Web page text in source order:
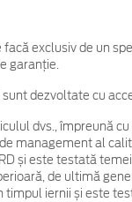
exclusiv de un
garanţie.
dezvoltate cu
dvs., împreună
management al
și este testată
de ultimă
timpul iernii și este